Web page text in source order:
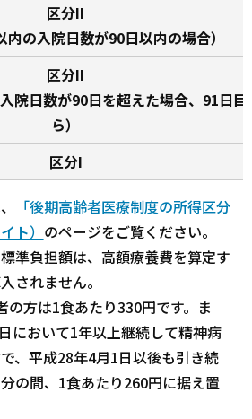
区分II
内の入院日数が90日以内の場合）
区分II
院日数が90日を超えた場合、91日目
ら）
区分I
「後期高齢者医療制度の所得区分
ト） のページをご覧ください。
準負担額は、高額療養費を算定す
されません。
の方は1食あたり330円です。ま
において1年以上継続して精神病
、平成28年4月1日以後も引き続
の間、1食あたり260円に据え置